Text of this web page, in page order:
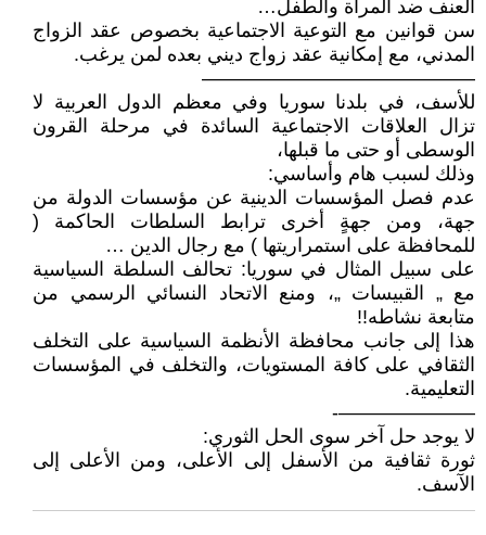
العنف ضد المرأة والطفل…
سن قوانين مع التوعية الاجتماعية بخصوص عقد الزواج
المدني، مع إمكانية عقد زواج ديني بعده لمن يرغب.
——————————————
للأسف، في بلدنا سوريا وفي معظم الدول العربية لا
تزال العلاقات الاجتماعية السائدة في مرحلة القرون
الوسطى أو حتى ما قبلها،
وذلك لسبب هام وأساسي:
عدم فصل المؤسسات الدينية عن مؤسسات الدولة من
جهة، ومن جهةٍ أخرى ترابط السلطات الحاكمة (
للمحافظة على استمراريتها ) مع رجال الدين …
على سبيل المثال في سوريا: تحالف السلطة السياسية
مع „ القبيسات „، ومنع الاتحاد النسائي الرسمي من
متابعة نشاطه!!
هذا إلى جانب محافظة الأنظمة السياسية على التخلف
الثقافي على كافة المستويات، والتخلف في المؤسسات
التعليمية.
———————-
لا يوجد حل آخر سوى الحل الثوري:
ثورة ثقافية من الأسفل إلى الأعلى، ومن الأعلى إلى
الآسف.